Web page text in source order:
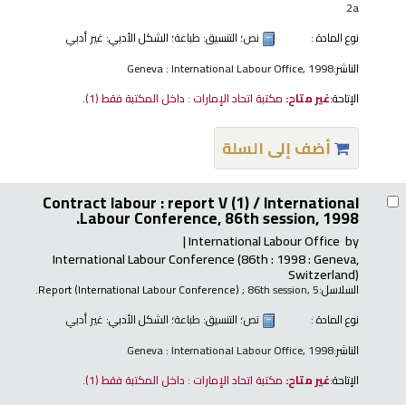
2a
نوع المادة :
نص؛ التنسيق: طباعة؛ الشكل الأدبي: غير أدبي
الناشر:Geneva : International Labour Office, 1998
الإتاحة:غير متاح: مكتبة اتحاد الإمارات : داخل المكتبة فقط(1).
أضف إلى السلة
Contract labour : report V (1) /International
Labour Conference, 86th session, 1998.
by
International Labour Office
International Labour Conference(86th : 1998 : Geneva,
Switzerland)
السلاسل: Report (International Labour Conference); 86th session, 5.
نوع المادة :
نص؛ التنسيق: طباعة؛ الشكل الأدبي: غير أدبي
الناشر:Geneva : International Labour Office, 1998
الإتاحة:غير متاح: مكتبة اتحاد الإمارات : داخل المكتبة فقط(1).